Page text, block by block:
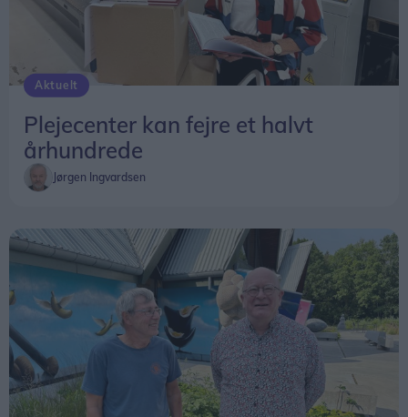
Det svarer til et gennemsnit på omkring 20.000
kroner per medarbejder i de omfattede butikker.
Aktuelt
Plejecenter kan fejre et halvt
århundrede
Jørgen Ingvardsen